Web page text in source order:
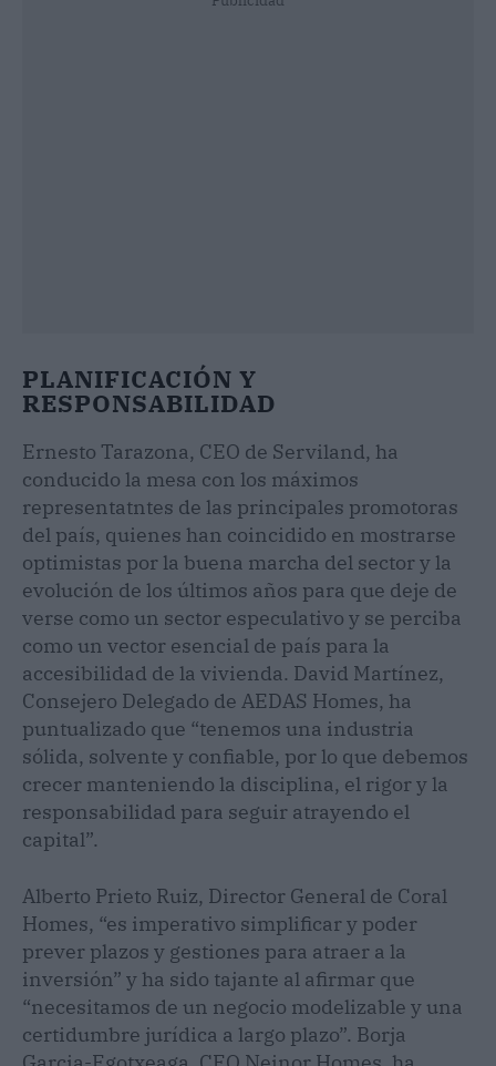
PLANIFICACIÓN Y
RESPONSABILIDAD
Ernesto Tarazona, CEO de Serviland, ha
conducido la mesa con los máximos
representatntes de las principales promotoras
del país, quienes han coincidido en mostrarse
optimistas por la buena marcha del sector y la
evolución de los últimos años para que deje de
verse como un sector especulativo y se perciba
como un vector esencial de país para la
accesibilidad de la vivienda. David Martínez,
Consejero Delegado de AEDAS Homes, ha
puntualizado que “tenemos una industria
sólida, solvente y confiable, por lo que debemos
crecer manteniendo la disciplina, el rigor y la
responsabilidad para seguir atrayendo el
capital”.
Alberto Prieto Ruiz, Director General de Coral
Homes, “es imperativo simplificar y poder
prever plazos y gestiones para atraer a la
inversión” y ha sido tajante al afirmar que
“necesitamos de un negocio modelizable y una
certidumbre jurídica a largo plazo”. Borja